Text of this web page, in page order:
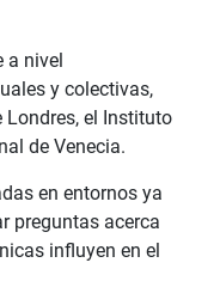
a nivel
y colectivas,
el Instituto
de Venecia.
en entornos ya
preguntas acerca
influyen en el